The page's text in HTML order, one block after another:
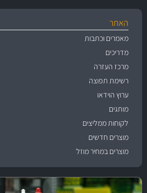
האתר
מאמרים וכתבות
מדריכים
מרכז העזרה
רשימת תפוצה
ערוץ הוידאו
מותגים
לקוחות ממליצים
מוצרים חדשים
מוצרים במחיר מוזל